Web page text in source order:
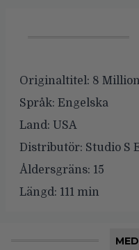
Originaltitel: 8
Språk: Engelska
Land: USA
Distributör: Studio S
Åldersgräns: 15
Längd: 111 min